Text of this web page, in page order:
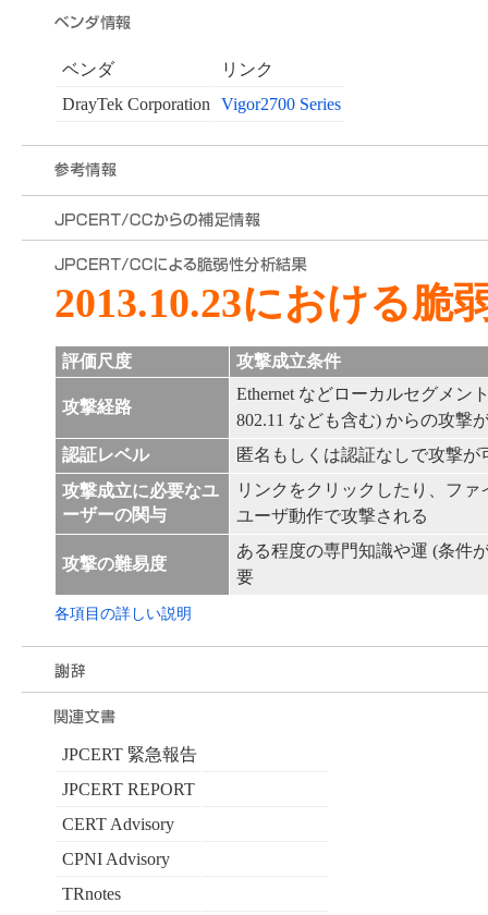
ベンダ
リンク
DrayTek Corporation
Vigor2700 Series
2013.10.23における脆
評価尺度 攻撃成立条件
攻撃経路
Ethernet などローカルセグメン
802.11 なども含む) からの攻撃
認証レベル
匿名もしくは認証なしで攻撃が
攻撃成立に必要なユ
ーザーの関与
リンクをクリックしたり、フ
ユーザ動作で攻撃される
攻撃の難易度
ある程度の専門知識や運 (条件
要
各項目の詳しい説明
JPCERT 緊急報告
JPCERT REPORT
CERT Advisory
CPNI Advisory
TRnotes